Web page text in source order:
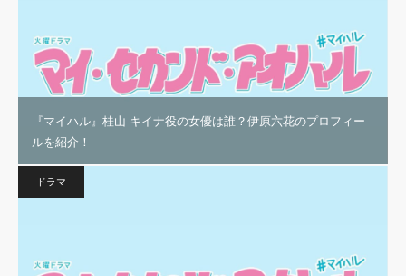
『マイハル』桂山 キイナ役の女優は誰？伊原六花のプロフィー
ルを紹介！
ドラマ